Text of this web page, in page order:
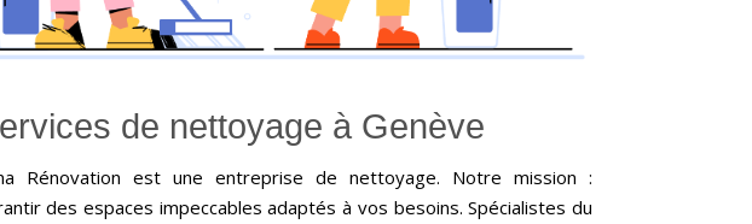
de nettoyage à Genève
Rénovation est une entreprise de nettoyage. Notre mission :
des espaces impeccables adaptés à vos besoins. Spécialistes du